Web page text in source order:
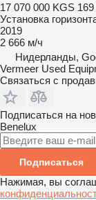
17 070 000 KGS
Установка
2019
2 666 м/ч
Нидерланды,
Vermeer Used
Связаться с
Подписаться на
Benelux
Подписаться
Нажимая, вы